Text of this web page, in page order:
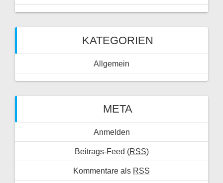
KATEGORIEN
Allgemein
META
Anmelden
Beitrags-Feed (RSS)
Kommentare als RSS